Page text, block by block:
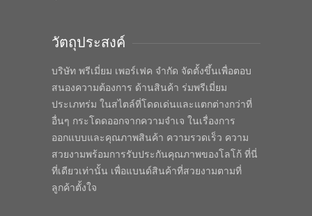
วัตถุประสงค์
บริษัท พรีเมี่ยม เพอร์เฟค จำกัด จัดตั้งขึ้นเพื่อตอบ
สนองความต้องการ ด้านสินค้า ร่มพรีเมี่ยม
ประเภทร่ม ในสไตล์ที่โดดเด่นและแตกต่างกว่าที่
อื่นๆ กระโดดออกจากความจำเจ ในเรื่องการ
ออกแบบและคุณภาพสินค้า ความรวดเร็ว ความ
สวยงามพร้อมการรับประกันคุณภาพของโลโก้ ที่นี่
ที่เดียวเท่านั้น เพื่อแบนด์สินค้าที่สวยงามตามที่
ลูกค้าตั้งใจ